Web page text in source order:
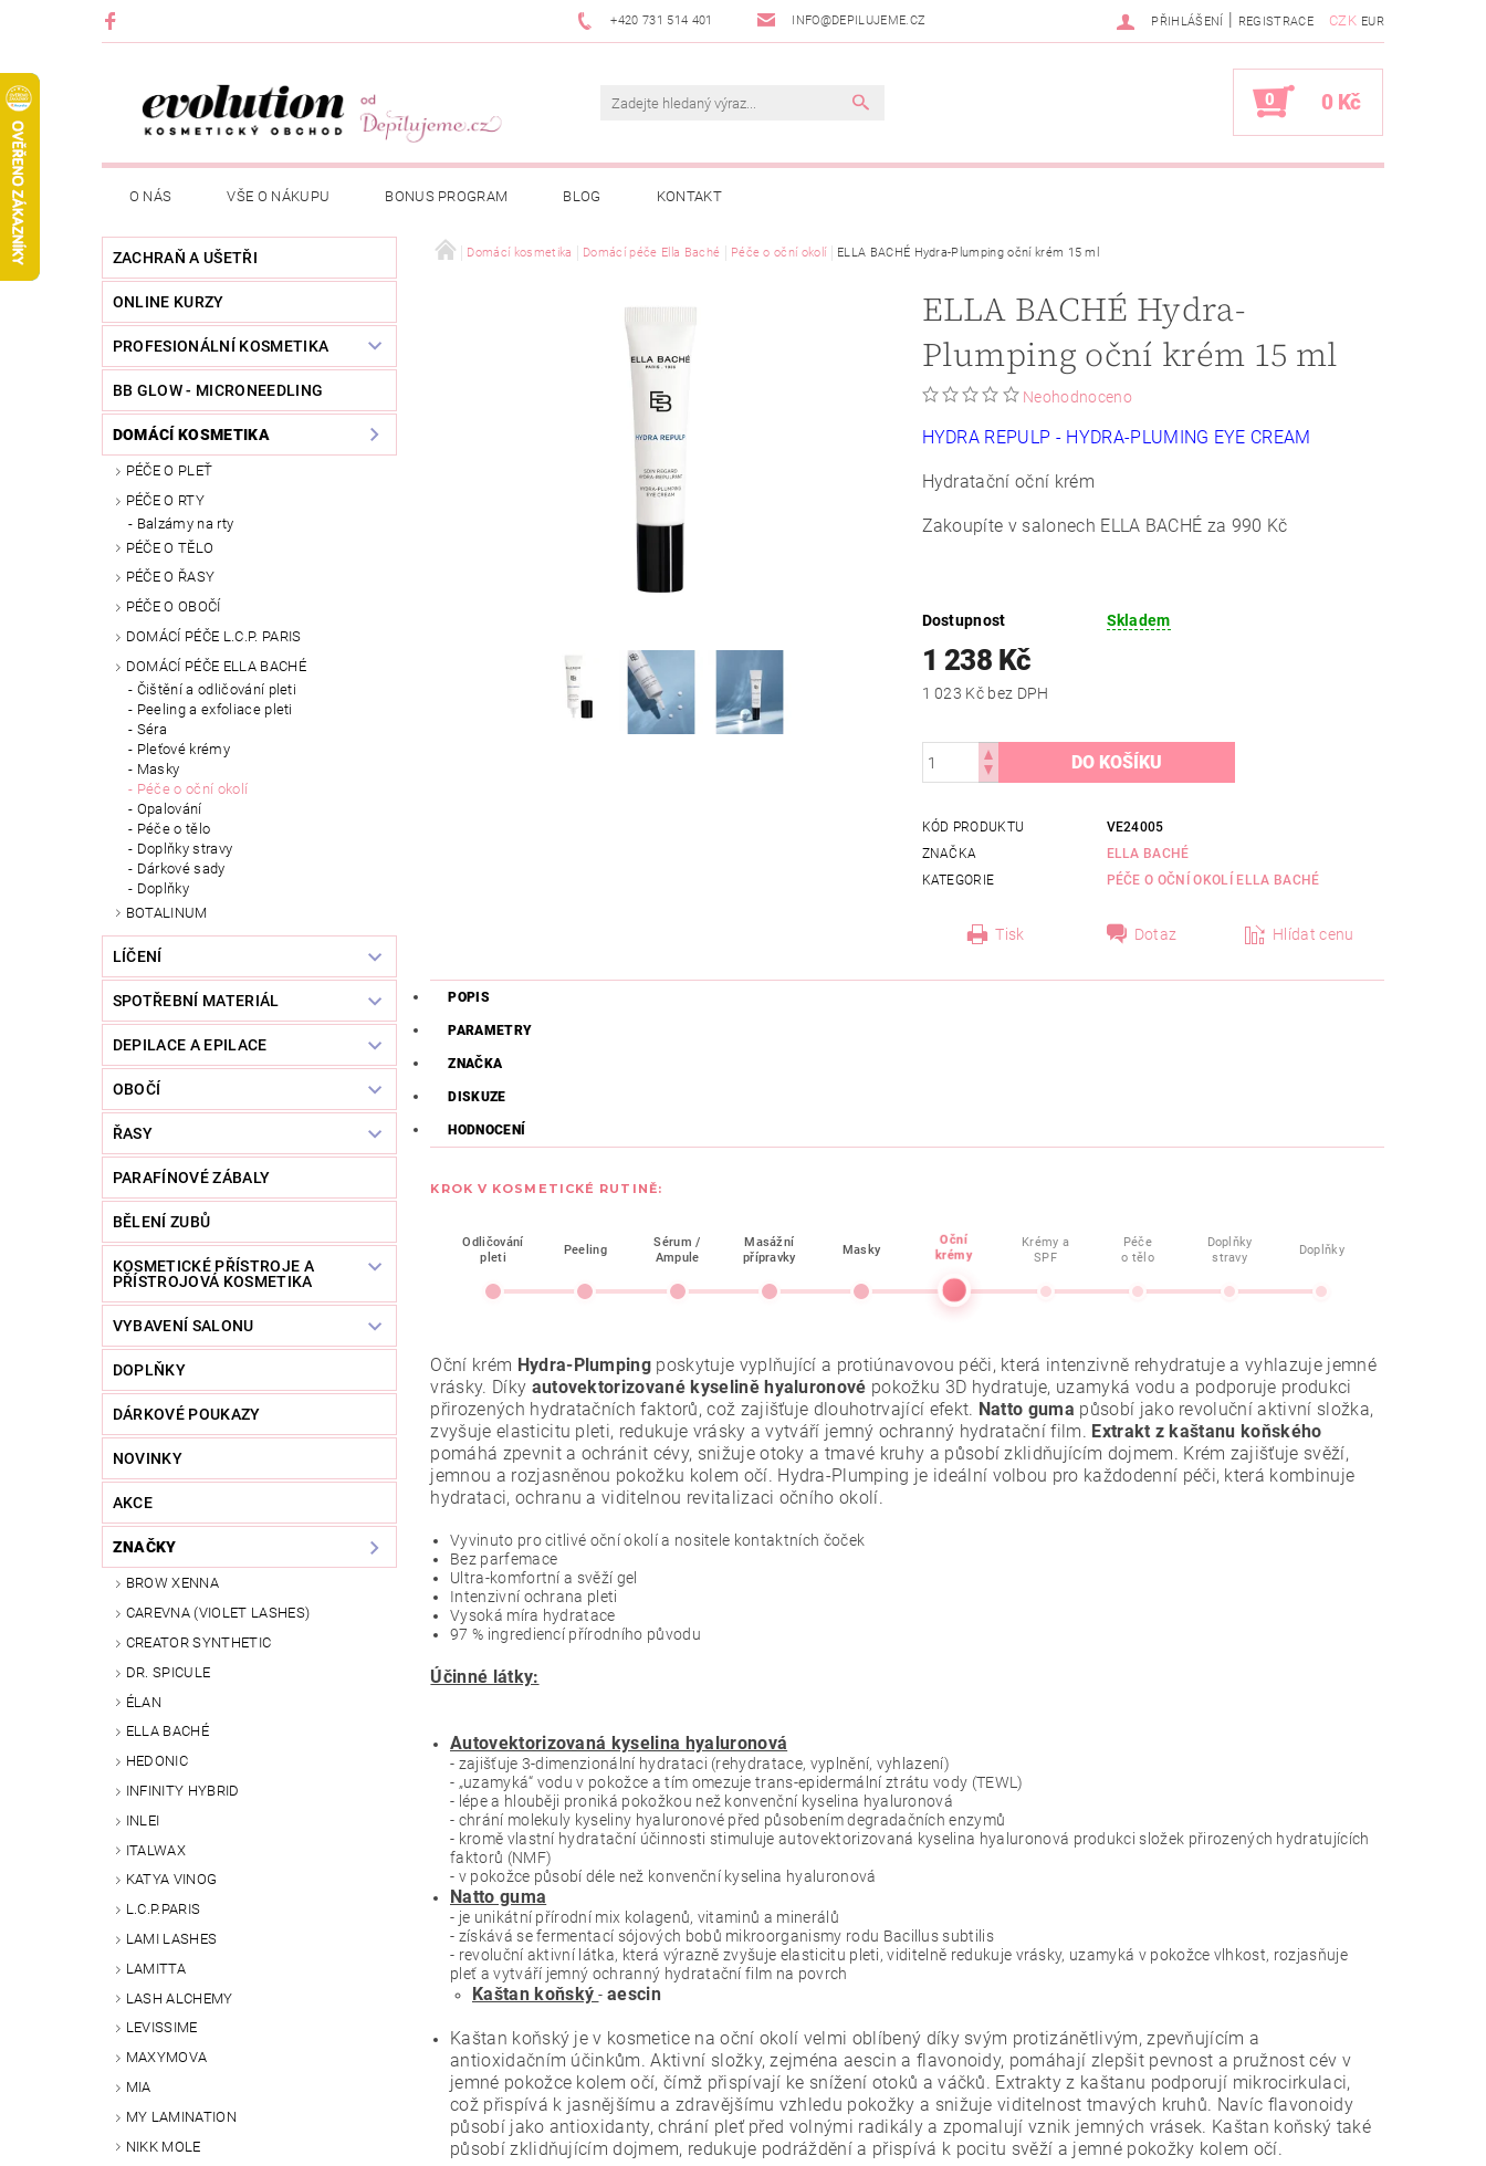
+420 731 514 401 INFO@DEPILUJEME.CZ CZK EUR
PŘIHLÁŠENÍ | REGISTRACE
0 0 Kč
O NÁS VŠE O NÁKUPU BONUS PROGRAM BLOG KONTAKT
ZACHRAŇ A UŠETŘI
ONLINE KURZY
PROFESIONÁLNÍ KOSMETIKA
BB GLOW - MICRONEEDLING
DOMÁCÍ KOSMETIKA
PÉČE O PLEŤ
PÉČE O RTY
Balzámy na rty
PÉČE O TĚLO
PÉČE O ŘASY
PÉČE O OBOČÍ
DOMÁCÍ PÉČE L.C.P. PARIS
DOMÁCÍ PÉČE ELLA BACHÉ
Čištění a odličování pleti
Peeling a exfoliace pleti
Séra
Pleťové krémy
Masky
Péče o oční okolí
Opalování
Péče o tělo
Doplňky stravy
Dárkové sady
Doplňky
BOTALINUM
LÍČENÍ
SPOTŘEBNÍ MATERIÁL
DEPILACE A EPILACE
OBOČÍ
ŘASY
PARAFÍNOVÉ ZÁBALY
BĚLENÍ ZUBŮ
KOSMETICKÉ PŘÍSTROJE A
PŘÍSTROJOVÁ KOSMETIKA
VYBAVENÍ SALONU
DOPLŇKY
DÁRKOVÉ POUKAZY
NOVINKY
AKCE
ZNAČKY
BROW XENNA
CAREVNA (VIOLET LASHES)
CREATOR SYNTHETIC
DR. SPICULE
ÉLAN
ELLA BACHÉ
HEDONIC
INFINITY HYBRID
INLEI
ITALWAX
KATYA VINOG
L.C.P.PARIS
LAMI LASHES
LAMITTA
LASH ALCHEMY
LEVISSIME
MAXYMOVA
MIA
MY LAMINATION
NIKK MOLE
Domácí kosmetika Domácí péče Ella Baché Péče o oční okolí ELLA BACHÉ Hydra-Plumping oční krém 15 ml
ELLA BACHÉ Hydra-
Plumping oční krém 15 ml
Neohodnoceno
HYDRA REPULP - HYDRA-PLUMING EYE CREAM
Hydratační oční krém
Zakoupíte v salonech ELLA BACHÉ za 990 Kč
Dostupnost Skladem
1 238 Kč
1 023 Kč bez DPH
KÓD PRODUKTU
VE24005
ZNAČKA
ELLA BACHÉ
KATEGORIE
PÉČE O OČNÍ OKOLÍ ELLA BACHÉ
Tisk Dotaz Hlídat cenu
POPIS
PARAMETRY
ZNAČKA
DISKUZE
HODNOCENÍ
KROK V KOSMETICKÉ RUTINĚ:
Odličování
pleti
Peeling
Sérum /
Ampule
Masážní
přípravky
Masky
Oční
krémy
Krémy a
SPF
Péče
o tělo
Doplňky
stravy
Doplňky
Oční krém Hydra-Plumping poskytuje vyplňující a protiúnavovou péči, která intenzivně rehydratuje a vyhlazuje jemné
vrásky. Díky autovektorizované kyselině hyaluronové pokožku 3D hydratuje, uzamyká vodu a podporuje produkci
přirozených hydratačních faktorů, což zajišťuje dlouhotrvající efekt. Natto guma působí jako revoluční aktivní složka,
zvyšuje elasticitu pleti, redukuje vrásky a vytváří jemný ochranný hydratační film. Extrakt z kaštanu koňského
pomáhá zpevnit a ochránit cévy, snižuje otoky a tmavé kruhy a působí zklidňujícím dojmem. Krém zajišťuje svěží,
jemnou a rozjasněnou pokožku kolem očí. Hydra-Plumping je ideální volbou pro každodenní péči, která kombinuje
hydrataci, ochranu a viditelnou revitalizaci očního okolí.
Vyvinuto pro citlivé oční okolí a nositele kontaktních čoček
Bez parfemace
Ultra-komfortní a svěží gel
Intenzivní ochrana pleti
Vysoká míra hydratace
97 % ingrediencí přírodního původu
Účinné látky:
Autovektorizovaná kyselina hyaluronová
- zajišťuje 3-dimenzionální hydrataci (rehydratace, vyplnění, vyhlazení)
- „uzamyká“ vodu v pokožce a tím omezuje trans-epidermální ztrátu vody (TEWL)
- lépe a hlouběji proniká pokožkou než konvenční kyselina hyaluronová
- chrání molekuly kyseliny hyaluronové před působením degradačních enzymů
- kromě vlastní hydratační účinnosti stimuluje autovektorizovaná kyselina hyaluronová produkci složek přirozených hydratujících
faktorů (NMF)
- v pokožce působí déle než konvenční kyselina hyaluronová
Natto guma
- je unikátní přírodní mix kolagenů, vitaminů a minerálů
- získává se fermentací sójových bobů mikroorganismy rodu Bacillus subtilis
- revoluční aktivní látka, která výrazně zvyšuje elasticitu pleti, viditelně redukuje vrásky, uzamyká v pokožce vlhkost, rozjasňuje
pleť a vytváří jemný ochranný hydratační film na povrch
Kaštan koňský-aescin
Kaštan koňský je v kosmetice na oční okolí velmi oblíbený díky svým protizánětlivým, zpevňujícím a
antioxidačním účinkům. Aktivní složky, zejména aescin a flavonoidy, pomáhají zlepšit pevnost a pružnost cév v
jemné pokožce kolem očí, čímž přispívají ke snížení otoků a váčků. Extrakty z kaštanu podporují mikrocirkulaci,
což přispívá k jasnějšímu a zdravějšímu vzhledu pokožky a snižuje viditelnost tmavých kruhů. Navíc flavonoidy
působí jako antioxidanty, chrání pleť před volnými radikály a zpomalují vznik jemných vrásek. Kaštan koňský také
působí zklidňujícím dojmem, redukuje podráždění a přispívá k pocitu svěží a jemné pokožky kolem očí.